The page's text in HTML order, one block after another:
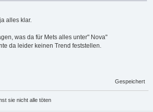
alles klar.
was da für Mets alles unter" Nova"
da leider keinen Trend feststellen.
Gespeichert
sie nicht alle töten